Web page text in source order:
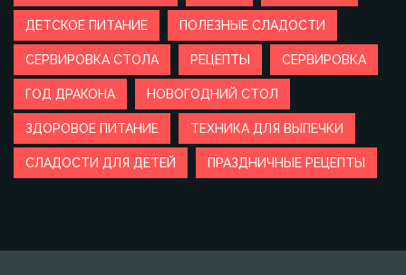
ДЕТСКОЕ ПИТАНИЕ ПОЛЕЗНЫЕ СЛАДОСТИ
СЕРВИРОВКА СТОЛА РЕЦЕПТЫ СЕРВИРОВКА
ГОД ДРАКОНА НОВОГОДНИЙ СТОЛ
ЗДОРОВОЕ ПИТАНИЕ ТЕХНИКА ДЛЯ ВЫПЕЧКИ
СЛАДОСТИ ДЛЯ ДЕТЕЙ ПРАЗДНИЧНЫЕ РЕЦЕПТЫ